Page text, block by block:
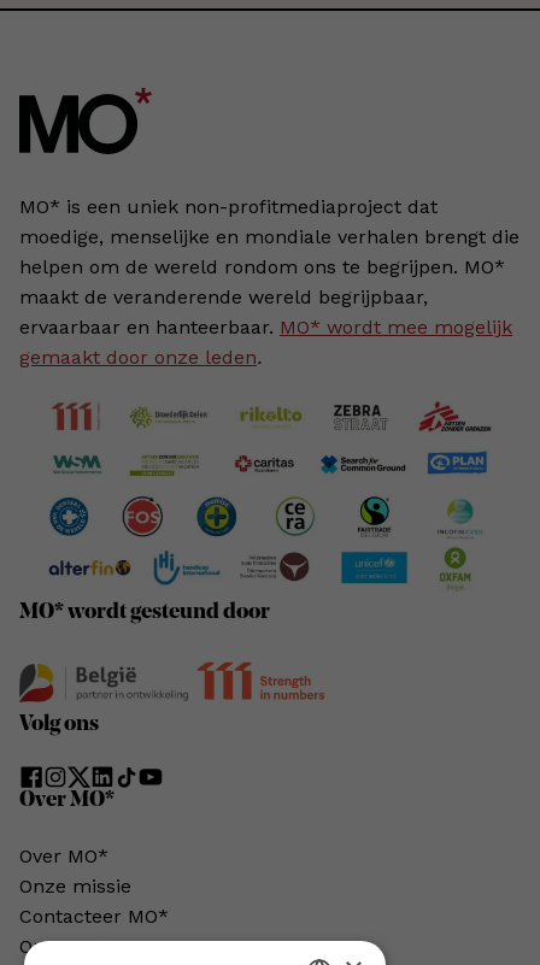
MO* is een uniek non-profitmediaproject dat
moedige, menselijke en mondiale verhalen brengt die
helpen om de wereld rondom ons te begrijpen. MO*
maakt de veranderende wereld begrijpbaar,
ervaarbaar en hanteerbaar. MO* wordt mee mogelijk
gemaakt door onze leden.
MO* wordt gesteund door
Volg ons
Over MO*
Over MO*
Onze missie
Contacteer MO*
Onze auteurs